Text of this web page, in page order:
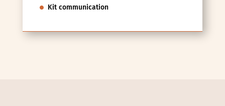
Kit communication